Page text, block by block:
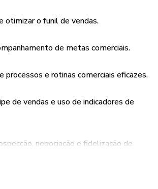
métodos de pré-vendas,
e performance.
processo de vendas previsível,
otimizar o funil de vendas.
de metas comerciais.
processos e rotinas comerciais eficazes.
de vendas e uso de indicadores de
negociação e fidelização de